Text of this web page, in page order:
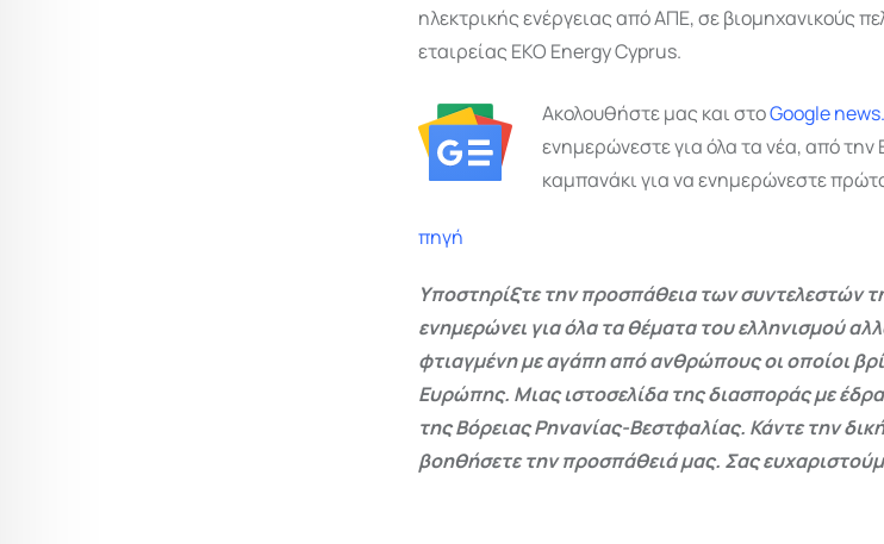
ηλεκτρικής ενέργειας από ΑΠΕ, σε βιομηχανικούς
εταιρείας ΕΚΟ Energy Cyprus.
Ακολουθήστε μας και στοGooglenews.
ενημερώνεστε για όλα τα νέα, από
καμπανάκι για να ενημερώνεστε
πηγή
Υποστηρίξτε την προσπάθεια των συντελεστών
ενημερώνει για όλα τα θέματα του ελληνισμού
φτιαγμένη με αγάπη από ανθρώπους οι οποίοι
Ευρώπης. Μιας ιστοσελίδα της διασποράς με έδρα
της Βόρειας Ρηνανίας-Βεστφαλίας. Κάντε την
βοηθήσετε την προσπάθειά μας. Σας